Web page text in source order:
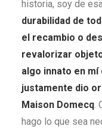
historia, soy de
durabilidad de
el recambio o
revalorizar
algo innato en mí
justamente dio
Maison Domecq.
hago lo que sea